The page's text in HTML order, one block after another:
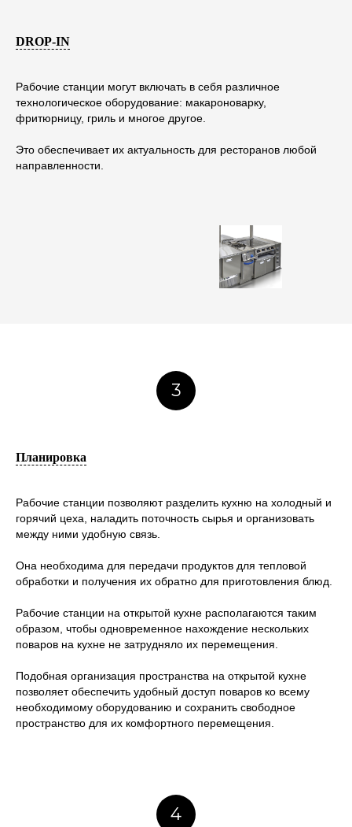
DROP-IN
Рабочие станции могут включать в себя различное
технологическое оборудование: макароноварку,
фритюрницу, гриль и многое другое.
Это обеспечивает их актуальность для ресторанов любой
направленности.
3
Планировка
Рабочие станции позволяют разделить кухню на холодный и
горячий цеха, наладить поточность сырья и организовать
между ними удобную связь.
Она необходима для передачи продуктов для тепловой
обработки и получения их обратно для приготовления блюд.
Рабочие станции на открытой кухне располагаются таким
образом, чтобы одновременное нахождение нескольких
поваров на кухне не затрудняло их перемещения.
Подобная организация пространства на открытой кухне
позволяет обеспечить удобный доступ поваров ко всему
необходимому оборудованию и сохранить свободное
пространство для их комфортного перемещения.
4